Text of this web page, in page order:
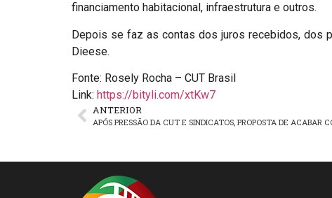
financiamento habitacional, infraestrutura e outros.
Depois se faz as contas dos juros recebidos, dos
Dieese.
Fonte: Rosely Rocha – CUT Brasil
Link: https://bityli.com/xtKw7
ANTERIOR